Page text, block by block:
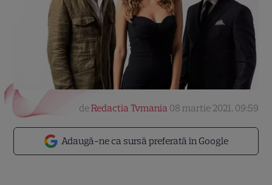
Adaugă-ne ca sursă preferată în Google
deRedactia Tvmania 08 martie 2021, 09:59